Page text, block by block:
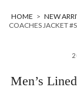
HOME > NEW
COACHES JACKET
Men’s